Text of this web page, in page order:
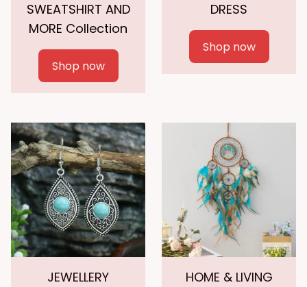
SWEATSHIRT AND
MORE Collection
Shop now
DRESS
Shop now
JEWELLERY
HOME & LIVING